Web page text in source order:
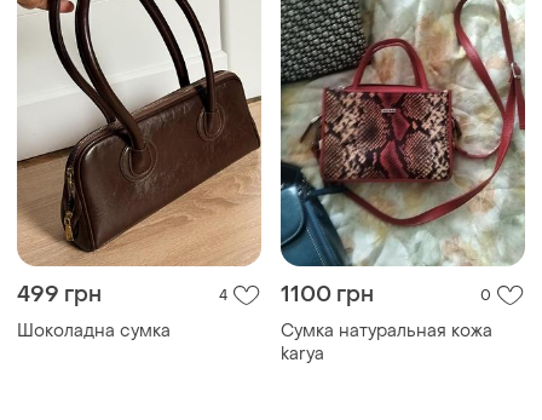
499 грн 4
Шоколадна сумка
1100 грн 0
Сумка натуральная кожа
karya